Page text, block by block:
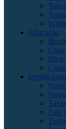
Educação
Guia
Blog
Institucional
Fale